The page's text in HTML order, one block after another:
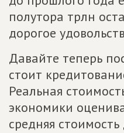
полутора трлн
дорогое
Давайте теперь
стоит
Реальная
экономики
средняя